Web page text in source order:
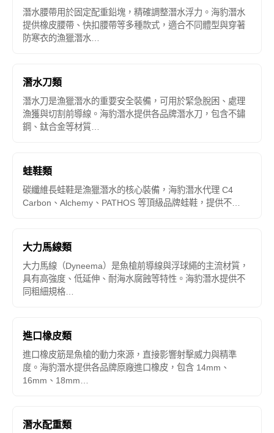
潛水腰帶用於固定配重鉛塊，精確調整潛水浮力。海豹潛水
提供橡皮腰帶、快扣腰帶等多種款式，適合不同體型與穿著
防寒衣的漁獵潛水…
潛水刀類
潛水刀是漁獵潛水的重要安全裝備，可用於緊急脫困、處理
漁獲與切割前導線。海豹潛水提供各品牌潛水刀，包含不鏽
鋼、鈦合金等材質…
蛙鞋類
碳纖維長蛙鞋是漁獵潛水的核心裝備，海豹潛水代理 C4
Carbon、Alchemy、PATHOS 等頂級品牌蛙鞋，提供不…
大力馬線類
大力馬線（Dyneema）是魚槍前導線與浮球繩的主流材質，
具有高強度、低延伸、耐海水腐蝕等特性。海豹潛水提供不
同粗細規格…
進口橡皮類
進口橡皮筋是魚槍的動力來源，直接影響射擊威力與精準
度。海豹潛水提供各品牌原廠進口橡皮，包含 14mm、
16mm、18mm…
潛水配重類